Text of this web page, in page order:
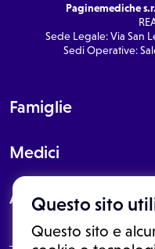
Questo sito
Questo sito e
Paginemediche
Sede Legale: Via San
Sedi Operative:
Famiglie
Medici
About